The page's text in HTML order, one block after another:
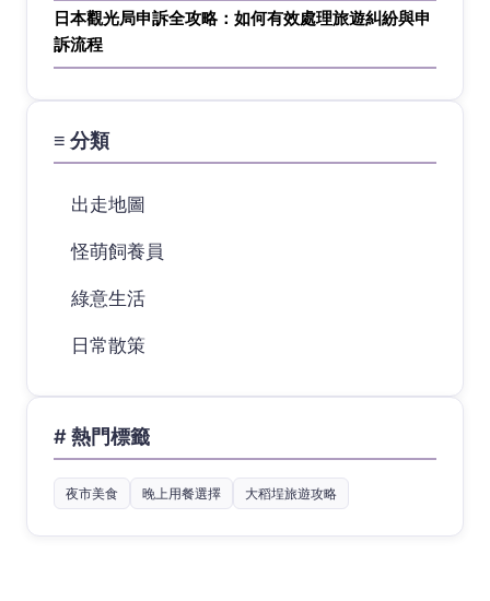
日本觀光局申訴全攻略：如何有效處理旅遊糾紛與申
訴流程
≡ 分類
出走地圖
怪萌飼養員
綠意生活
日常散策
# 熱門標籤
夜市美食 晚上用餐選擇 大稻埕旅遊攻略